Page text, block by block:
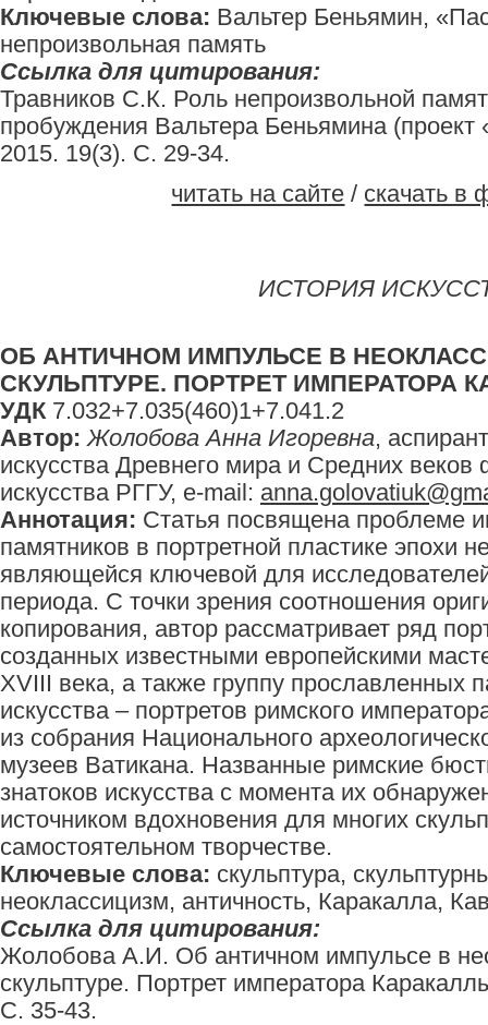
Ключевые слова: Вальтер Беньямин,
непроизвольная память
Ссылка для цитирования:
Травников C.К. Роль непроизвольной
пробуждения Вальтера Беньямина (проект
2015. 19(3). С. 29-34.
читать на сайте / скачать в
ИСТОРИЯ
ОБ АНТИЧНОМ ИМПУЛЬСЕ В
СКУЛЬПТУРЕ. ПОРТРЕТ ИМПЕРАТОРА
УДК7.032+7.035(460)1+7.041.2
Автор: Жолобова Анна Игоревна,
искусства Древнего мира и Средних веков
искусства РГГУ, e-mail:
Аннотация: Статья посвящена проблеме
памятников в портретной пластике эпохи
являющейся ключевой для
периода. С точки зрения соотношения
копирования, автор рассматривает ряд
созданных известными европейскими
XVIII века, а также группу прославленных
искусства – портретов римского
из собрания Национального
музеев Ватикана. Названные римские
знатоков искусства с момента их
источником вдохновения для многих
самостоятельном творчестве.
Ключевые слова: скульптура,
неоклассицизм, античность, Каракалла,
Ссылка для цитирования:
Жолобова А.И. Об античном импульсе в
скульптуре. Портрет императора
С. 35-43.